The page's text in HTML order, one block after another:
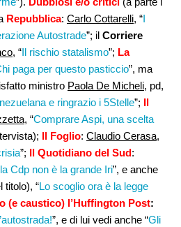
Repubblica: Carlo Cottarelli, “I
Autostrade”; il Corriere
, “Il rischio statalismo”; La
paga per questo pasticcio”, ma
ministro Paola De Micheli, pd,
e ringrazio i 5Stelle”; Il
, “Comprare Aspi, una scelta
Il Foglio: Claudio Cerasa,
”; Il Quotidiano del Sud:
Cdp non è la grande Iri”, e anche
titolo), “Lo scoglio ora è la legge
(e caustico) l’Huffington Post:
”, e di lui vedi anche “Gli